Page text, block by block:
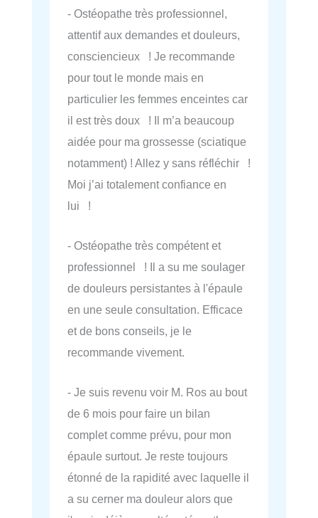
- Ostéopathe très professionnel,
attentif aux demandes et douleurs,
consciencieux ! Je recommande
pour tout le monde mais en
particulier les femmes enceintes car
il est très doux ! Il m’a beaucoup
aidée pour ma grossesse (sciatique
notamment) ! Allez y sans réfléchir !
Moi j’ai totalement confiance en
lui !
- Ostéopathe très compétent et
professionnel ! Il a su me soulager
de douleurs persistantes à l'épaule
en une seule consultation. Efficace
et de bons conseils, je le
recommande vivement.
- Je suis revenu voir M. Ros au bout
de 6 mois pour faire un bilan
complet comme prévu, pour mon
épaule surtout. Je reste toujours
étonné de la rapidité avec laquelle il
a su cerner ma douleur alors que